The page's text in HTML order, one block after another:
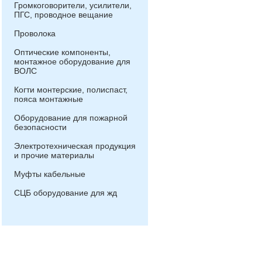
Громкоговорители, усилители,
ПГС, проводное вещание
Проволока
Оптические компоненты,
монтажное оборудование для
ВОЛС
Когти монтерские, полиспаст,
пояса монтажные
Оборудование для пожарной
безопасности
Электротехническая продукция
и прочие материалы
Муфты кабельные
СЦБ оборудование для жд